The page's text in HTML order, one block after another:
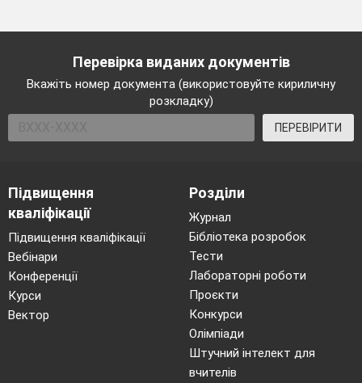
Перевірка виданих документів
Вкажіть номер документа (використовуйте кириличну
розкладку)
ПЕРЕВІРИТИ
Підвищення
кваліфікації
Підвищення кваліфікації
Вебінари
Конференції
Курси
Вектор
Розділи
Журнал
Бібліотека розробок
Тести
Лабораторні роботи
Проєкти
Конкурси
Олімпіади
Штучний інтелект для
вчителів